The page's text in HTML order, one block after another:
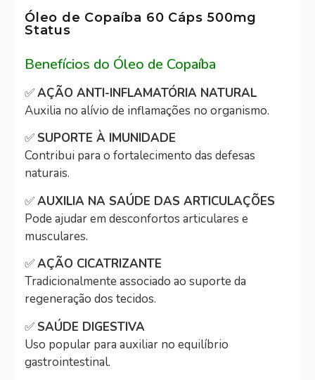
Óleo de Copaíba 60 Cáps 500mg
Status
Benefícios do Óleo de Copaíba
✅AÇÃO ANTI-INFLAMATÓRIA NATURAL
Auxilia no alívio de inflamações no organismo.
✅ SUPORTE À IMUNIDADE
Contribui para o fortalecimento das defesas
naturais.
✅AUXILIA NA SAÚDE DAS ARTICULAÇÕES
Pode ajudar em desconfortos articulares e
musculares.
✅AÇÃO CICATRIZANTE
Tradicionalmente associado ao suporte da
regeneração dos tecidos.
✅ SAÚDE DIGESTIVA
Uso popular para auxiliar no equilíbrio
gastrointestinal.